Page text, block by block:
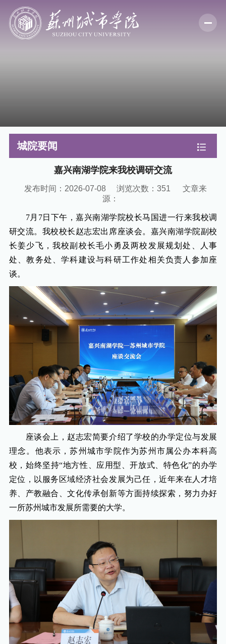
城院要闻
嘉兴南湖学院来我校调研交流
发布时间：2026-07-08 浏览次数： 351
文章来
源：
7月7日下午，嘉兴南湖学院校长马国进一行来我校调
研交流。我校校长赵志宏出席座谈会。嘉兴南湖学院副校
长姜少飞，我校副校长毛小勇及两校发展规划处、人事
处、教务处、学科建设与科研工作处相关负责人参加座
谈。
座谈会上，赵志宏简要介绍了学校的办学定位与发展
理念。他表示，苏州城市学院作为苏州市属公办本科高
校，始终坚持“地方性、应用型、开放式、特色化”的办学
定位，以服务区域经济社会发展为己任，近年来在人才培
养、产教融合、文化传承创新等方面持续探索，努力办好
一所苏州城市发展所需要的大学。